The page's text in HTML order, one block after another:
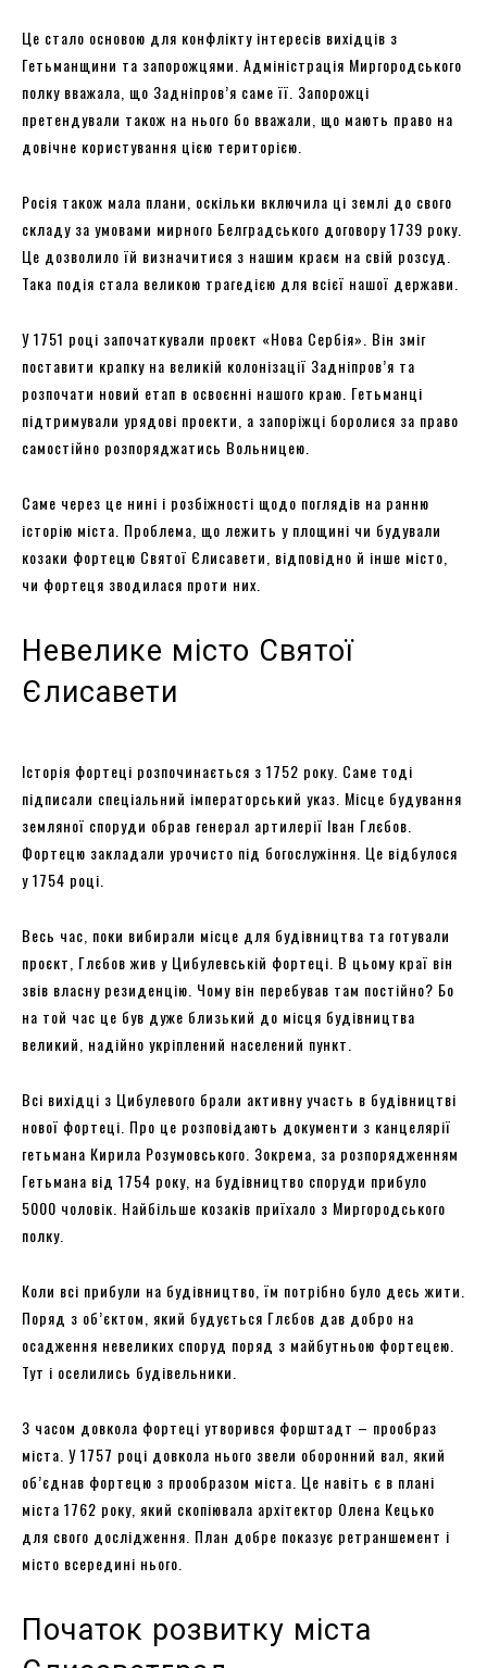
Це стало основою для конфлікту інтересів вихідців з
Гетьманщини та запорожцями. Адміністрація Миргородського
полку вважала, що Задніпров’я саме її. Запорожці
претендували також на нього бо вважали, що мають право на
довічне користування цією територією.
Росія також мала плани, оскільки включила ці землі до свого
складу за умовами мирного Белградського договору 1739 року.
Це дозволило їй визначитися з нашим краєм на свій розсуд.
Така подія стала великою трагедією для всієї нашої держави.
У 1751 році започаткували проект «Нова Сербія». Він зміг
поставити крапку на великій колонізації Задніпров’я та
розпочати новий етап в освоєнні нашого краю. Гетьманці
підтримували урядові проекти, а запоріжці боролися за право
самостійно розпоряджатись Вольницею.
Саме через це нині і розбіжності щодо поглядів на ранню
історію міста. Проблема, що лежить у площині чи будували
козаки фортецю Святої Єлисавети, відповідно й інше місто,
чи фортеця зводилася проти них.
Невелике місто Святої
Єлисавети
Історія фортеці розпочинається з 1752 року. Саме тоді
підписали спеціальний імператорський указ. Місце будування
земляної споруди обрав генерал артилерії Іван Глєбов.
Фортецю закладали урочисто під богослужіння. Це відбулося
у 1754 році.
Весь час, поки вибирали місце для будівництва та готували
проєкт, Глєбов жив у Цибулевській фортеці. В цьому краї він
звів власну резиденцію. Чому він перебував там постійно? Бо
на той час це був дуже близький до місця будівництва
великий, надійно укріплений населений пункт.
Всі вихідці з Цибулевого брали активну участь в будівництві
нової фортеці. Про це розповідають документи з канцелярії
гетьмана Кирила Розумовського. Зокрема, за розпорядженням
Гетьмана від 1754 року, на будівництво споруди прибуло
5000 чоловік. Найбільше козаків приїхало з Миргородського
полку.
Коли всі прибули на будівництво, їм потрібно було десь жити.
Поряд з об’єктом, який будується Глєбов дав добро на
осадження невеликих споруд поряд з майбутньою фортецею.
Тут і оселились будівельники.
З часом довкола фортеці утворився форштадт – прообраз
міста. У 1757 році довкола нього звели оборонний вал, який
об’єднав фортецю з прообразом міста. Це навіть є в плані
міста 1762 року, який скопіювала архітектор Олена Кецько
для свого дослідження. План добре показує ретраншемент і
місто всередині нього.
Початок розвитку міста